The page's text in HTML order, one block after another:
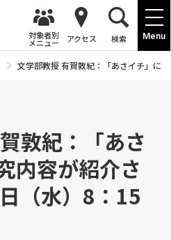
Menu
対象者別
メニュー アクセス 検索
文学部教授 有賀敦紀：「あさイチ」に
敦紀：「あさ
内容が紹介さ
（水）8：15